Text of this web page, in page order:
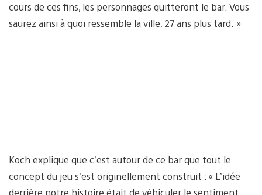
cours de ces fins, les personnages quitteront le bar. Vous
saurez ainsi à quoi ressemble la ville, 27 ans plus tard. »
Koch explique que c’est autour de ce bar que tout le
concept du jeu s’est originellement construit : « L’idée